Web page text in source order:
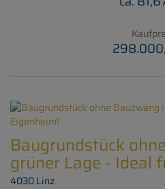
Baugrundstück
grüner Lage - Ideal
4030 Linz